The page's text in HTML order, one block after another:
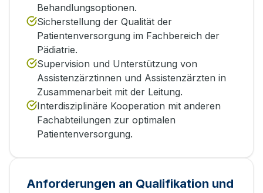
Behandlungsoptionen.
Sicherstellung der Qualität der
Patientenversorgung im Fachbereich der
Pädiatrie.
Supervision und Unterstützung von
Assistenzärztinnen und Assistenzärzten in
Zusammenarbeit mit der Leitung.
Interdisziplinäre Kooperation mit anderen
Fachabteilungen zur optimalen
Patientenversorgung.
Anforderungen an Qualifikation und